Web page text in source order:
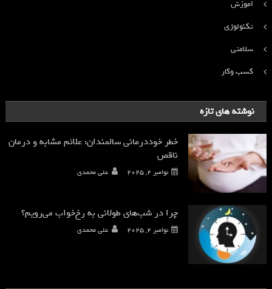
اموزش
تکنولوژی
سلامتی
کسب وکار
نوشته های تازه
خطر خوددرمانی سالمندان: علائم مشابه و درمان
ناقص
نوامبر 2, 2025 علی محمدی
چرا در شب‌های طولانی به رخ‌خواب می‌رویم؟
نوامبر 2, 2025 علی محمدی